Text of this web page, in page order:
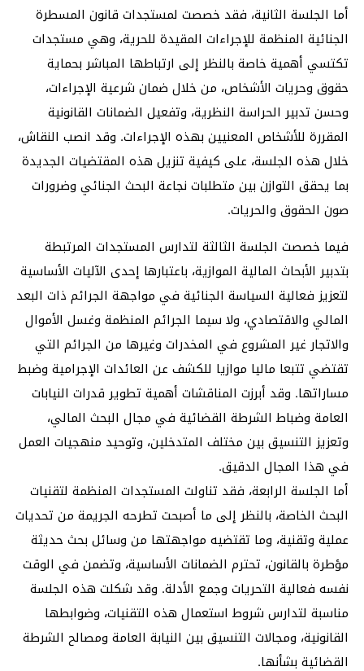
أما الجلسة الثانية، فقد خصصت لمستجدات قانون المسطرة
الجنائية المنظمة للإجراءات المقيدة للحرية، وهي مستجدات
تكتسي أهمية خاصة بالنظر إلى ارتباطها المباشر بحماية
حقوق وحريات الأشخاص، من خلال ضمان شرعية الإجراءات،
وحسن تدبير الحراسة النظرية، وتفعيل الضمانات القانونية
المقررة للأشخاص المعنيين بهذه الإجراءات. وقد انصب النقاش،
خلال هذه الجلسة، على كيفية تنزيل هذه المقتضيات الجديدة
بما يحقق التوازن بين متطلبات نجاعة البحث الجنائي وضرورات
صون الحقوق والحريات.
فيما خصصت الجلسة الثالثة لتدارس المستجدات المرتبطة
بتدبير الأبحاث المالية الموازية، باعتبارها إحدى الآليات الأساسية
لتعزيز فعالية السياسة الجنائية في مواجهة الجرائم ذات البعد
المالي والاقتصادي، ولا سيما الجرائم المنظمة وغسل الأموال
والاتجار غير المشروع في المخدرات وغيرها من الجرائم التي
تقتضي تتبعا ماليا موازيا للكشف عن العائدات الإجرامية وضبط
مساراتها. وقد أبرزت المناقشات أهمية تطوير قدرات النيابات
العامة وضباط الشرطة القضائية في مجال البحث المالي،
وتعزيز التنسيق بين مختلف المتدخلين، وتوحيد منهجيات العمل
في هذا المجال الدقيق.
أما الجلسة الرابعة، فقد تناولت المستجدات المنظمة لتقنيات
البحث الخاصة، بالنظر إلى ما أصبحت تطرحه الجريمة من تحديات
عملية وتقنية، وما تقتضيه مواجهتها من وسائل بحث حديثة
مؤطرة بالقانون، تحترم الضمانات الأساسية، وتضمن في الوقت
نفسه فعالية التحريات وجمع الأدلة. وقد شكلت هذه الجلسة
مناسبة لتدارس شروط استعمال هذه التقنيات، وضوابطها
القانونية، ومجالات التنسيق بين النيابة العامة ومصالح الشرطة
القضائية بشأنها.